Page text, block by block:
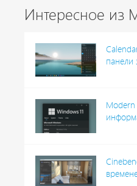
Интересное из
панели